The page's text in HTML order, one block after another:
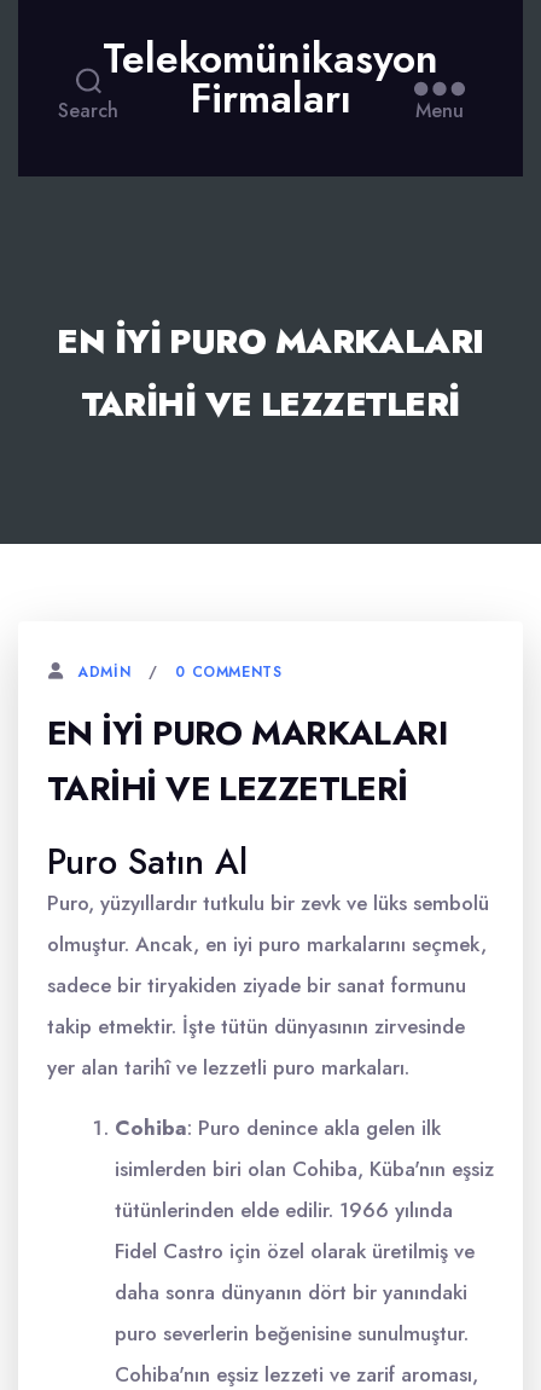
Search
Telekomünikasyon
Firmaları Menu
EN İYI PURO MARKALARI
TARIHI VE LEZZETLERI
ADMIN 0 COMMENTS
EN İYI PURO MARKALARI
TARIHI VE LEZZETLERI
Puro Satın Al
Puro, yüzyıllardır tutkulu bir zevk ve lüks sembolü
olmuştur. Ancak, en iyi puro markalarını seçmek,
sadece bir tiryakiden ziyade bir sanat formunu
takip etmektir. İşte tütün dünyasının zirvesinde
yer alan tarihî ve lezzetli puro markaları.
Cohiba: Puro denince akla gelen ilk
isimlerden biri olan Cohiba, Küba'nın eşsiz
tütünlerinden elde edilir. 1966 yılında
Fidel Castro için özel olarak üretilmiş ve
daha sonra dünyanın dört bir yanındaki
puro severlerin beğenisine sunulmuştur.
Cohiba'nın eşsiz lezzeti ve zarif aroması,